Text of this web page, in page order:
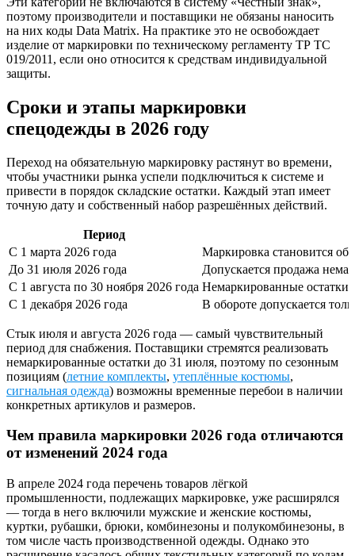
поэтому производители и поставщики не обязаны наносить
на них коды Data Matrix. На практике это не освобождает
изделие от маркировки по техническому регламенту ТР ТС
019/2011, если оно относится к средствам индивидуальной
защиты.
Сроки и этапы маркировки
спецодежды в 2026 году
Переход на обязательную маркировку растянут во времени,
чтобы участники рынка успели подключиться к системе и
привести в порядок складские остатки. Каждый этап имеет
точную дату и собственный набор разрешённых действий.
Период
С 1 марта 2026 года
Маркировка становится
До 31 июля 2026 года
Допускается продажа
С 1 августа по 30 ноября 2026 года Немаркированные остатки
С 1 декабря 2026 года
В обороте допускается
Стык июля и августа 2026 года — самый чувствительный
период для снабжения. Поставщики стремятся реализовать
немаркированные остатки до 31 июля, поэтому по сезонным
позициям (летние комплекты, утеплённые костюмы,
сигнальная одежда) возможны временные перебои в наличии
конкретных артикулов и размеров.
Чем правила маркировки 2026 года отличаются
от изменений 2024 года
В апреле 2024 года перечень товаров лёгкой
промышленности, подлежащих маркировке, уже расширялся
— тогда в него включили мужские и женские костюмы,
куртки, рубашки, брюки, комбинезоны и полукомбинезоны, в
том числе часть производственной одежды. Однако это